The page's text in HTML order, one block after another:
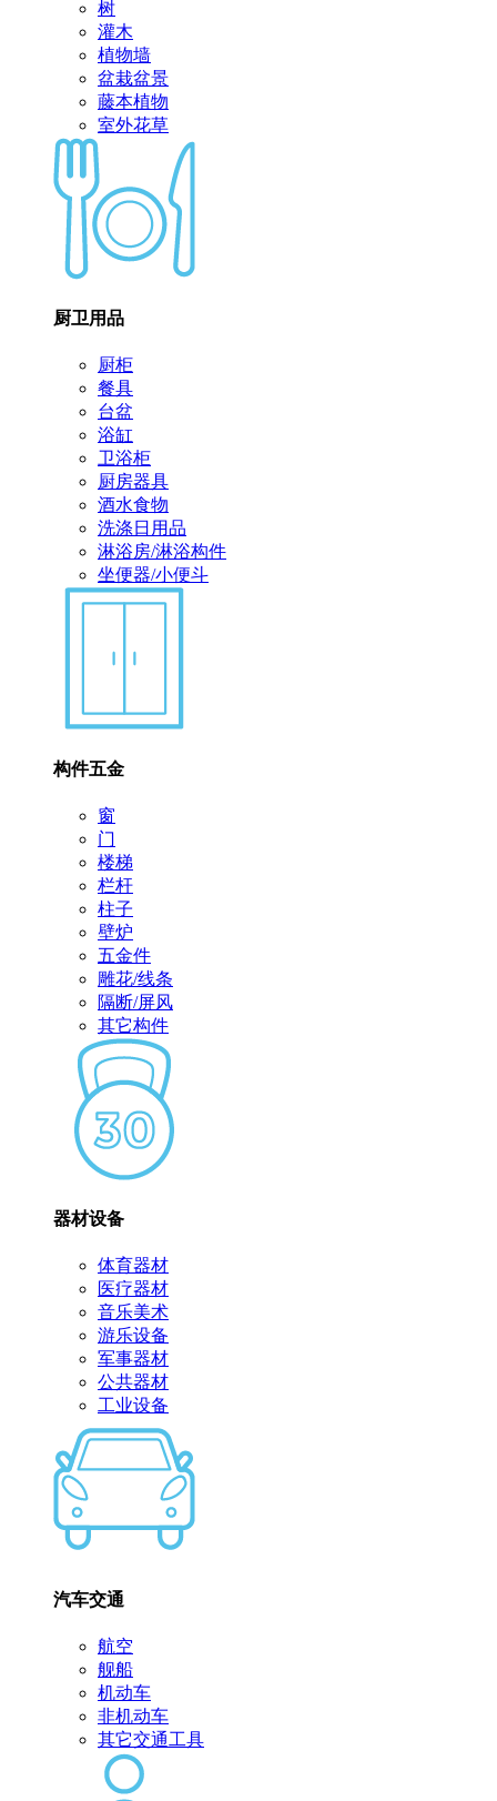
树
灌木
植物墙
盆栽盆景
藤本植物
室外花草
厨卫用品
厨柜
餐具
台盆
浴缸
卫浴柜
厨房器具
酒水食物
洗涤日用品
淋浴房/淋浴构件
坐便器/小便斗
构件五金
窗
门
楼梯
栏杆
柱子
壁炉
五金件
雕花/线条
隔断/屏风
其它构件
器材设备
体育器材
医疗器材
音乐美术
游乐设备
军事器材
公共器材
工业设备
汽车交通
航空
舰船
机动车
非机动车
其它交通工具